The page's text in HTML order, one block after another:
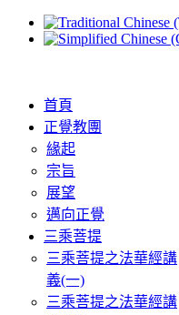
首頁
正覺教團
緣起
宗旨
展望
邁向正覺
三乘菩提
三乘菩提之法華經講
義(一)
三乘菩提之法華經講